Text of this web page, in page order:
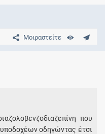
Μοιραστείτε
που
οδηγώντας έτσι